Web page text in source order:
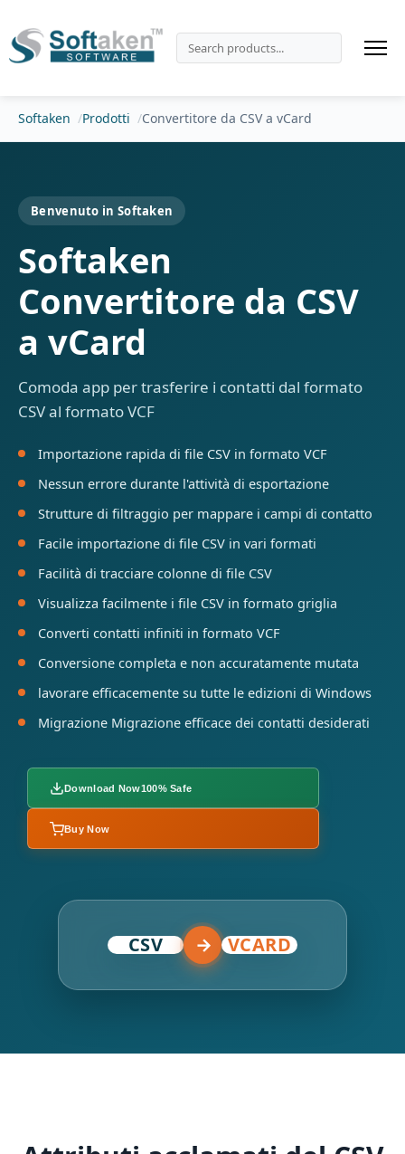
Softaken Prodotti Convertitore da CSV a vCard
Benvenuto in Softaken
Softaken
Convertitore da CSV
a vCard
Comoda app per trasferire i contatti dal formato
CSV al formato VCF
Importazione rapida di file CSV in formato VCF
Nessun errore durante l'attività di esportazione
Strutture di filtraggio per mappare i campi di contatto
Facile importazione di file CSV in vari formati
Facilità di tracciare colonne di file CSV
Visualizza facilmente i file CSV in formato griglia
Converti contatti infiniti in formato VCF
Conversione completa e non accuratamente mutata
lavorare efficacemente su tutte le edizioni di Windows
Migrazione Migrazione efficace dei contatti desiderati
Download Now100% Safe
Buy Now
CSV → VCARD